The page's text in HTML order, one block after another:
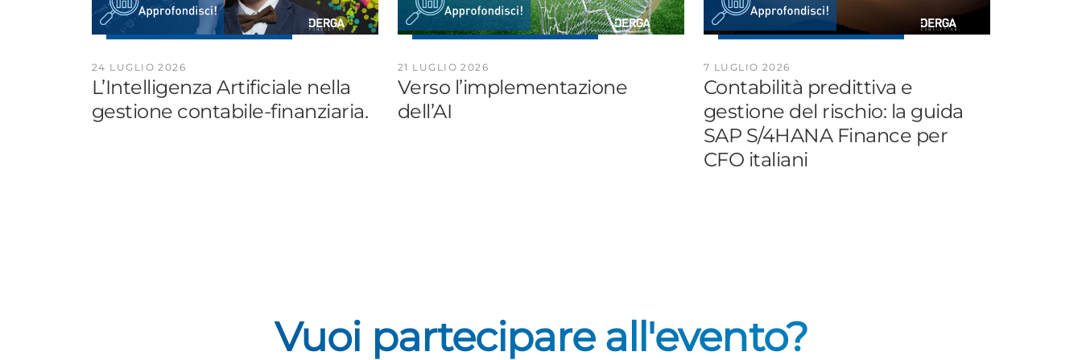
24 LUGLIO 2026
L’Intelligenza Artificiale nella
gestione contabile-finanziaria.
21 LUGLIO 2026
Verso l’implementazione
dell’AI
7 LUGLIO 2026
Contabilità predittiva e
gestione del rischio: la guida
SAP S/4HANA Finance per
CFO italiani
Vuoi partecipare all'evento?